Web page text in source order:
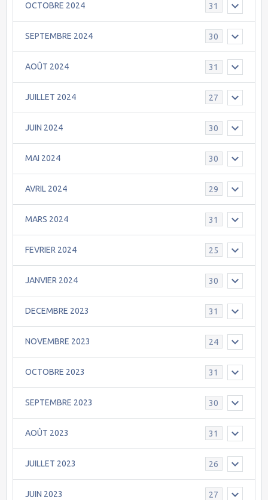
OCTOBRE 2024 31
SEPTEMBRE 2024 30
AOÛT 2024 31
JUILLET 2024 27
JUIN 2024 30
MAI 2024 30
AVRIL 2024 29
MARS 2024 31
FEVRIER 2024 25
JANVIER 2024 30
DECEMBRE 2023 31
NOVEMBRE 2023 24
OCTOBRE 2023 31
SEPTEMBRE 2023 30
AOÛT 2023 31
JUILLET 2023 26
JUIN 2023 27